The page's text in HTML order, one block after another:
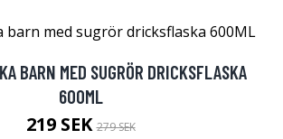
BARN MED SUGRÖR DRICKSFLASKA
600ML
219 SEK279 SEK